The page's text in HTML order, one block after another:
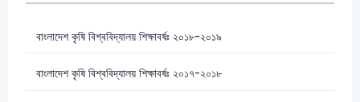
বাংলাদেশ কৃষি বিশ্ববিদ্যালয় শিক্ষাবর্ষঃ ২০১৮-২০১৯
বাংলাদেশ কৃষি বিশ্ববিদ্যালয় শিক্ষাবর্ষঃ ২০১৭-২০১৮